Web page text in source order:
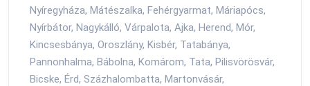
Nyíregyháza, Mátészalka, Fehérgyarmat, Máriapócs,
Nyírbátor, Nagykálló, Várpalota, Ajka, Herend, Mór,
Kincsesbánya, Oroszlány, Kisbér, Tatabánya,
Pannonhalma, Bábolna, Komárom, Tata, Pilisvörösvár,
Bicske, Érd, Százhalombatta, Martonvásár,